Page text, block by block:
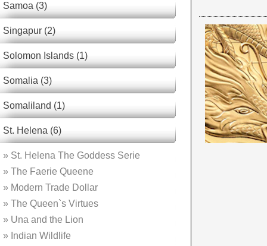
Samoa (3)
Singapur (2)
Solomon Islands (1)
Somalia (3)
Somaliland (1)
St. Helena (6)
» St. Helena The Goddess Serie
» The Faerie Queene
» Modern Trade Dollar
» The Queen`s Virtues
» Una and the Lion
» Indian Wildlife